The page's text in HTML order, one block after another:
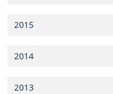
2015
2014
2013